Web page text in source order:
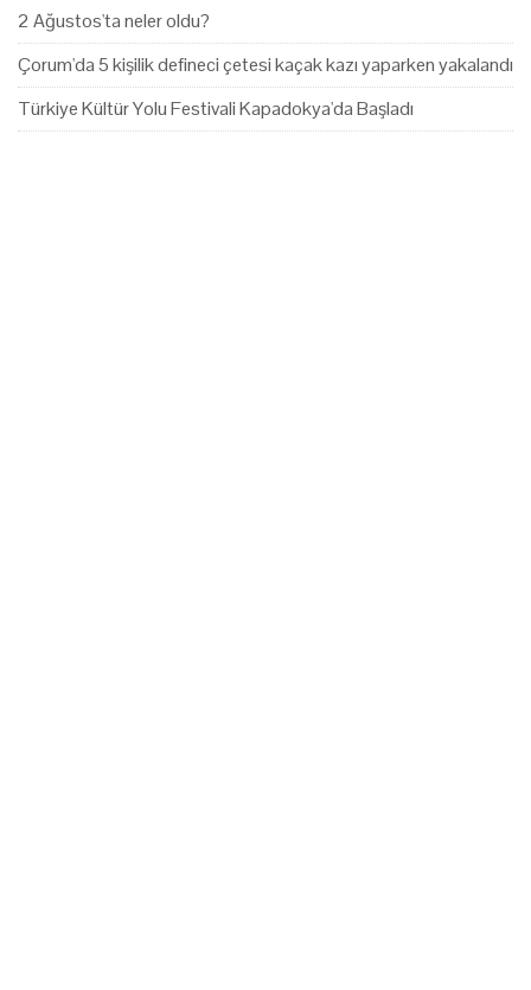
2 Ağustos'ta neler oldu?
Çorum'da 5 kişilik defineci çetesi kaçak kazı yaparken yakalandı
Türkiye Kültür Yolu Festivali Kapadokya'da Başladı